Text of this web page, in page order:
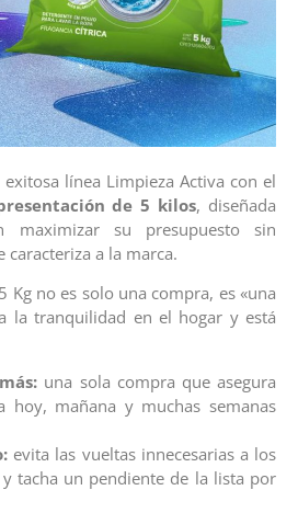
exitosa línea Limpieza Activa con el
de 5 kilos, diseñada
maximizar su presupuesto sin
caracteriza a la marca.
Kg no es solo una compra, es «una
la tranquilidad en el hogar y está
una sola compra que asegura
hoy, mañana y muchas semanas
evita las vueltas innecesarias a los
tacha un pendiente de la lista por